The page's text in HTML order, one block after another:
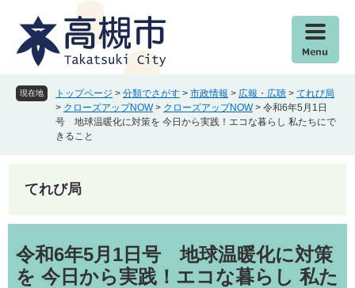
現在地 トップページ > 分類でさがす > 市政情報 > 広報・広聴 > てれび局
> クローズアップNOW> クローズアップNOW> 令和6年5月1日
号 地球温暖化に対策を 今日から実践！エコな暮らし 私たちにで
きること
てれび局
令和6年5月1日号 地球温暖化に対策
を 今日から実践！エコな暮らし 私た